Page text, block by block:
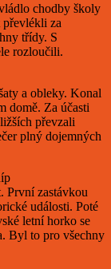
chodby školy
za
třídy. S
rozloučili.
a obleky. Konal
domě. Za účasti
převzali
plný dojemných
První zastávkou
události. Poté
letní horko se
Byl to pro všechny